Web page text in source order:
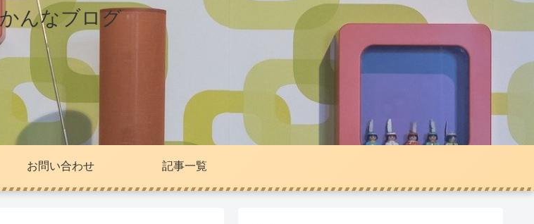
かんなブログ
お問い合わせ 記事一覧